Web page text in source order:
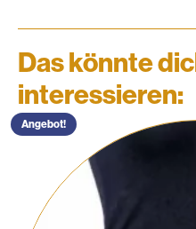
Das könnte
interessieren:
Angebot!